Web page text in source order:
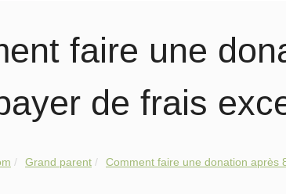
faire une
de frais
Grand parent Comment faire une donation après